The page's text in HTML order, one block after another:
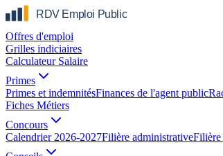
Offres d'emploi
Grilles indiciaires
Calculateur Salaire
Primes
Primes et indemnitésFinances de l'agent public
Fiches Métiers
Concours
Calendrier 2026-2027Filière administrativeFilière